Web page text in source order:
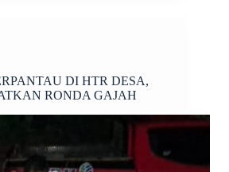
DI HTR DESA,
RONDA GAJAH